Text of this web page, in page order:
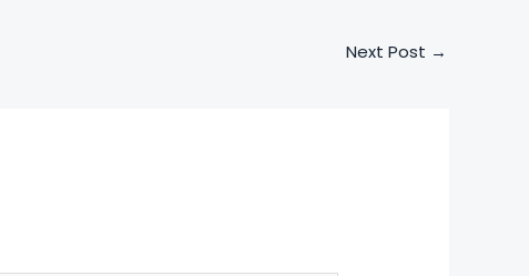
Next Post →